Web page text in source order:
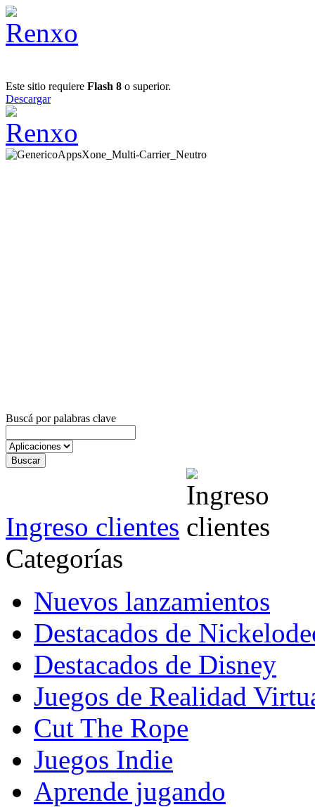
Este sitio requiere Flash 8 o superior.
Descargar
Buscá por palabras clave
Ingreso clientes
Categorías
Nuevos lanzamientos
Destacados de
Destacados de Disney
Juegos de Realidad
Cut The Rope
Juegos Indie
Aprende jugando